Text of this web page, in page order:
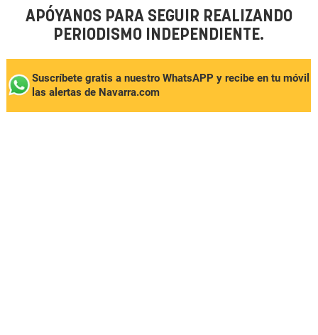
APÓYANOS PARA SEGUIR REALIZANDO
PERIODISMO INDEPENDIENTE.
Suscríbete gratis a nuestro WhatsAPP y recibe en tu móvil
las alertas de Navarra.com